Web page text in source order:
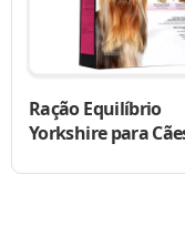
Ração Equilíbrio
Yorkshire para